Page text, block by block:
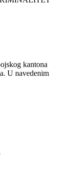
kantona
U navedenim